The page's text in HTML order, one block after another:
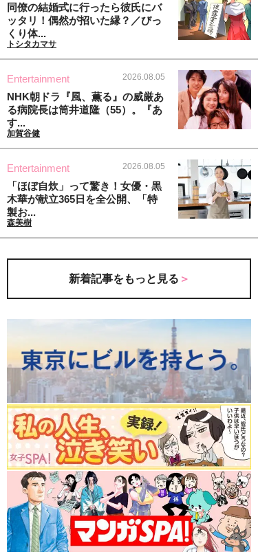
同僚の結婚式に行ったら彼氏にバ
ッタリ！偶然が招いた縁？／びっ
くり体...
トシタカマサ
Entertainment 2026.08.05
NHK朝ドラ『風、薫る』の威厳あ
る病院長は筒井道隆（55）。『あ
す...
加賀谷健
Entertainment 2026.08.05
「ほぼ自炊」って驚き！女優・黒
木華が献立365日を全公開、「特
製お...
森美樹
新着記事をもっと見る